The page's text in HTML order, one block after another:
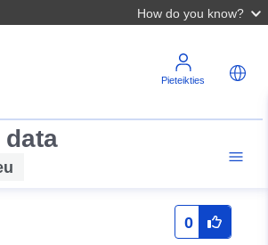
How do you know?
Pieteikties
data
0